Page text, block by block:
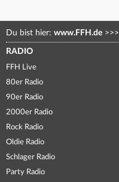
Du bist hier: www.FFH.de >>>
RADIO
FFH Live
80er Radio
90er Radio
2000er Radio
Rock Radio
Oldie Radio
Schlager Radio
Party Radio